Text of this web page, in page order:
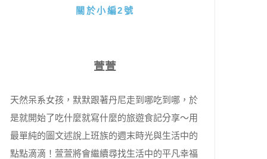
關於小編2號
萱萱
天然呆系女孩，默默跟著丹尼走到哪吃到哪，於
是就開始了吃什麼就寫什麼的旅遊食記分享～用
最單純的圖文述說上班族的週末時光與生活中的
點點滴滴！萱萱將會繼續尋找生活中的平凡幸福